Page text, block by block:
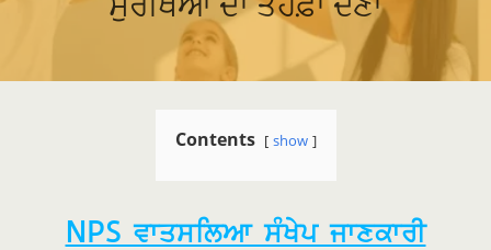
Contents show
NPS ਵਾਤਸਲਿਆ ਸੰਖੇਪ ਜਾਣਕਾਰੀ